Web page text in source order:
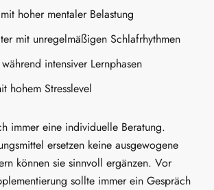
hoher mentaler Belastung
mit unregelmäßigen Schlafrhythmen
intensiver Lernphasen
hohem Stresslevel
immer eine individuelle Beratung.
ersetzen keine ausgewogene
können sie sinnvoll ergänzen. Vor
sollte immer ein Gespräch